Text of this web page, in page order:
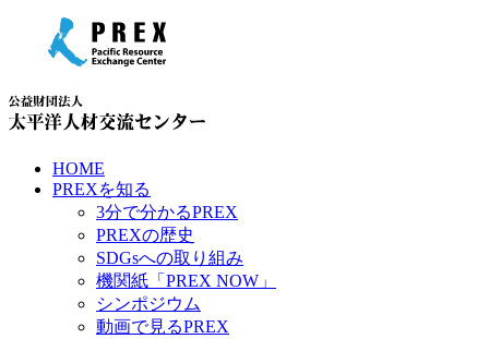
HOME
PREXを知る
3分で分かるPREX
PREXの歴史
SDGsへの取り組み
機関紙「PREX NOW」
シンポジウム
動画で見るPREX